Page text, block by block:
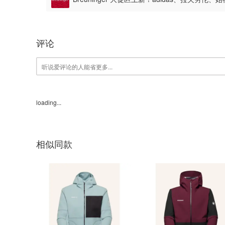
评论
loading...
相似同款